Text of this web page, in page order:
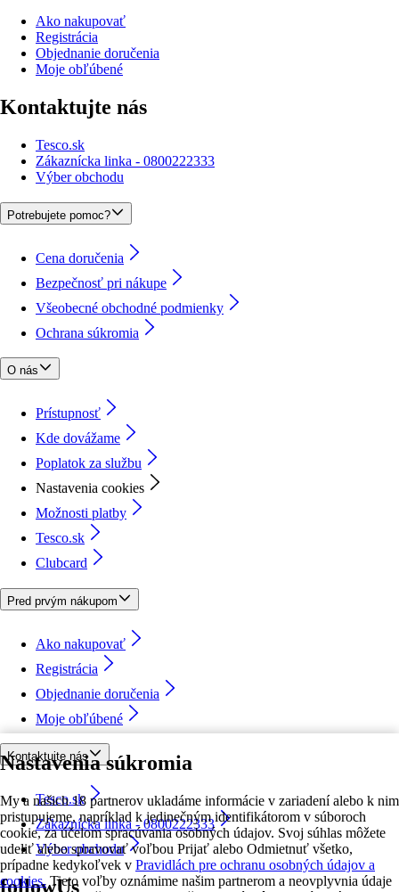
Nastavenia súkromia
My a našich 18 partnerov ukladáme informácie v zariadení alebo k nim
pristupujeme, napríklad k jedinečným identifikátorom v súboroch
cookie, za účelom spracúvania osobných údajov. Svoj súhlas môžete
udeliť alebo spravovať voľbou Prijať alebo Odmietnuť všetko,
prípadne kedykoľvek v Pravidlách pre ochranu osobných údajov a
cookies. Tieto voľby oznámime našim partnerom a neovplyvnia údaje
Ako nakupovať
Registrácia
Objednanie doručenia
Moje obľúbené
Kontaktujte nás
Tesco.sk
Zákaznícka linka - 0800222333
Výber obchodu
Potrebujete pomoc?
Cena doručenia
Bezpečnosť pri nákupe
Všeobecné obchodné podmienky
Ochrana súkromia
O nás
Prístupnosť
Kde dovážame
Poplatok za službu
Nastavenia cookies
Možnosti platby
Tesco.sk
Clubcard
Pred prvým nákupom
Ako nakupovať
Registrácia
Objednanie doručenia
Moje obľúbené
Kontaktujte nás
Tesco.sk
Zákaznícka linka - 0800222333
Výber obchodu
followUs